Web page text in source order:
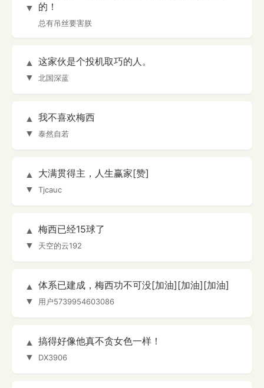
▼
的！
总有吊丝要害朕
▲
▼
这家伙是个投机取巧的人。
北国深蓝
▲
▼
我不喜欢梅西
泰然自若
▲
▼
大满贯得主，人生赢家[赞]
Tjcauc
▲
▼
梅西已经15球了
天空的云192
▲
▼
体系已建成，梅西功不可没[加油][加油][加油]
用户5739954603086
▲
▼
搞得好像他真不贪女色一样！
DX3906